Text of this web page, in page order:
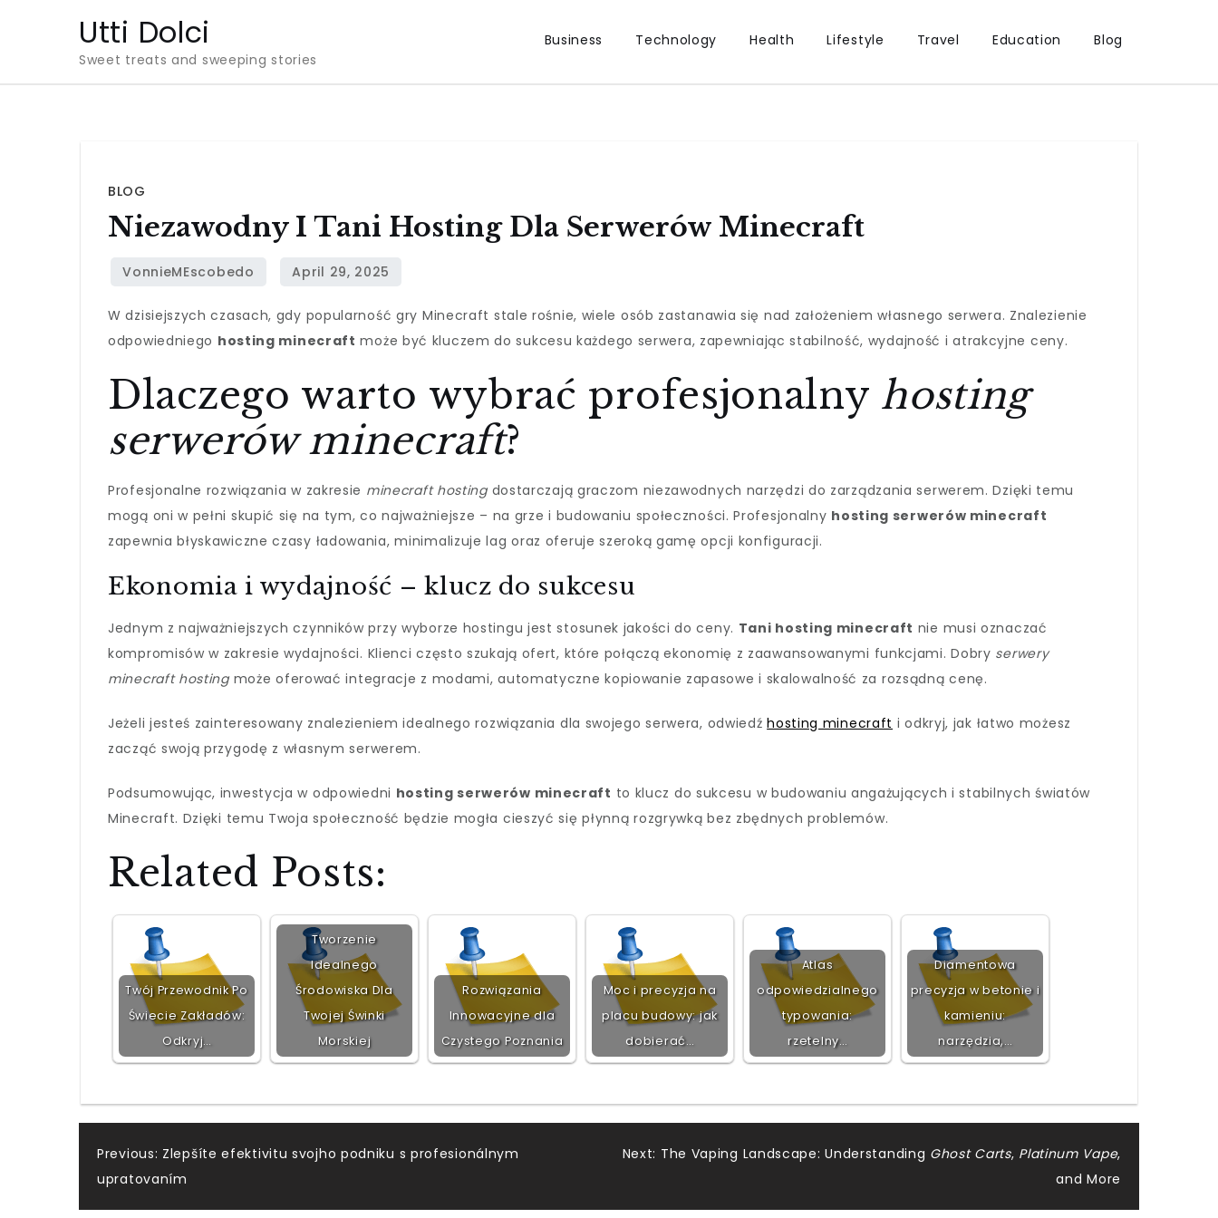
Utti Dolci
Sweet treats and sweeping stories
Business Technology Health Lifestyle Travel Education Blog
BLOG
Niezawodny I Tani Hosting Dla Serwerów Minecraft
W dzisiejszych czasach, gdy popularność gry Minecraft stale rośnie, wiele osób zastanawia się nad założeniem własnego serwera. Znalezienie
odpowiedniego hosting minecraft może być kluczem do sukcesu każdego serwera, zapewniając stabilność, wydajność i atrakcyjne ceny.
Dlaczego warto wybrać profesjonalny hosting
serwerów minecraft?
Profesjonalne rozwiązania w zakresie minecraft hostingdostarczają graczom niezawodnych narzędzi do zarządzania serwerem. Dzięki temu
mogą oni w pełni skupić się na tym, co najważniejsze – na grze i budowaniu społeczności. Profesjonalny hosting serwerów minecraft
zapewnia błyskawiczne czasy ładowania, minimalizuje lag oraz oferuje szeroką gamę opcji konfiguracji.
Ekonomia i wydajność – klucz do sukcesu
Jednym z najważniejszych czynników przy wyborze hostingu jest stosunek jakości do ceny. Tani hosting minecraft nie musi oznaczać
kompromisów w zakresie wydajności. Klienci często szukają ofert, które połączą ekonomię z zaawansowanymi funkcjami. Dobry serwery
minecraft hostingmoże oferować integracje z modami, automatyczne kopiowanie zapasowe i skalowalność za rozsądną cenę.
Jeżeli jesteś zainteresowany znalezieniem idealnego rozwiązania dla swojego serwera, odwiedźhosting minecraft i odkryj, jak łatwo możesz
zacząć swoją przygodę z własnym serwerem.
Podsumowując, inwestycja w odpowiedni hosting serwerów minecraft to klucz do sukcesu w budowaniu angażujących i stabilnych światów
Minecraft. Dzięki temu Twoja społeczność będzie mogła cieszyć się płynną rozgrywką bez zbędnych problemów.
Related Posts:
Twój Przewodnik Po
Świecie Zakładów:
Odkryj…
Tworzenie
Idealnego
Środowiska Dla
Twojej Świnki
Morskiej
Rozwiązania
Innowacyjne dla
Czystego Poznania
Moc i precyzja na
placu budowy: jak
dobierać…
Atlas
odpowiedzialnego
typowania:
rzetelny…
Diamentowa
precyzja w betonie i
kamieniu:
narzędzia,…
Post
navigation
Previous: Zlepšíte efektivitu svojho podniku s profesionálnym
upratovaním
Next: The Vaping Landscape: Understanding Ghost Carts, Platinum Vape,
and More